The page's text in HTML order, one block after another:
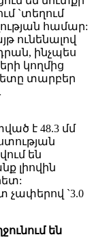
`տեղում
համար:
ունենալով
ինչպես
կողմից
տարբեր
է 48.3 մմ
են
լիովին
`3.0
են